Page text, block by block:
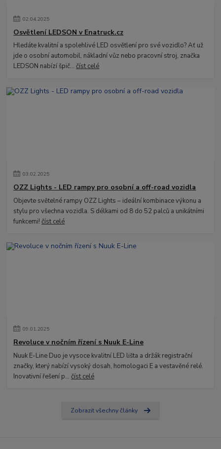
02.04.2025
Osvětlení LEDSON v Enatruck.cz
Hledáte kvalitní a spolehlivé LED osvětlení pro své vozidlo? Ať už
jde o osobní automobil, nákladní vůz nebo pracovní stroj, značka
LEDSON nabízí špič...číst celé
03.02.2025
OZZ Lights - LED rampy pro osobní a off-road vozidla
Objevte světelné rampy OZZ Lights – ideální kombinace výkonu a
stylu pro všechna vozidla. S délkami od 8 do 52 palců a unikátními
funkcemi!číst celé
09.01.2025
Revoluce v nočním řízení s Nuuk E-Line
Nuuk E-Line Duo je vysoce kvalitní LED lišta a držák registrační
značky, který nabízí vysoký dosah, homologaci E a vestavěné relé.
Inovativní řešení p...číst celé
Zobrazit všechny články